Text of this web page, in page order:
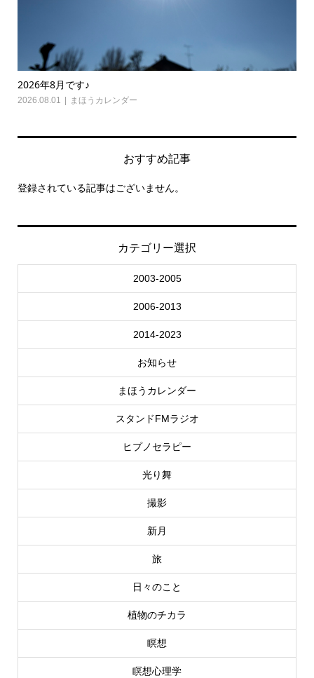
2026年8月です♪
2026.08.01 まほうカレンダー
おすすめ記事
登録されている記事はございません。
カテゴリー選択
2003-2005
2006-2013
2014-2023
お知らせ
まほうカレンダー
スタンドFMラジオ
ヒプノセラピー
光り舞
撮影
新月
旅
日々のこと
植物のチカラ
瞑想
瞑想心理学